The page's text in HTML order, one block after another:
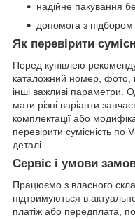
надійне пакування
допомога з підбором
Як перевірити
Перед купівлею
каталожний номер, фото,
інші важливі параметри.
мати різні варіанти
комплектації або
перевірити сумісність
деталі.
Сервіс і умови
Працюємо з власного
підтримуються в
платіж або передплата,